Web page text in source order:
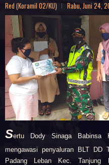
Red (Koramil 02/KU) Rabu, Juni 24,
Sertu Dody Sinaga Babinsa
mengawasi penyaluran BLT
Padang Leban Kec. Tanjung